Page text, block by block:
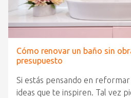
Cómo renovar un baño sin
presupuesto
Si estás pensando en
ideas que te inspiren. Tal vez